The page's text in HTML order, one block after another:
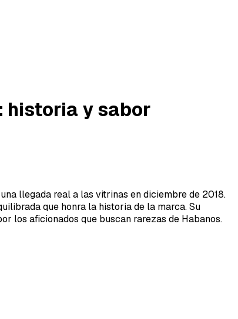
historia y sabor
llegada real a las vitrinas en diciembre de 2018.
que honra la historia de la marca. Su
los aficionados que buscan rarezas de Habanos.